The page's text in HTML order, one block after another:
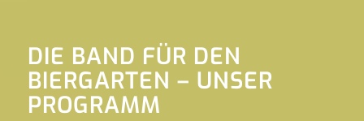
DIE BAND FÜR DEN
BIERGARTEN – UNSER
PROGRAMM